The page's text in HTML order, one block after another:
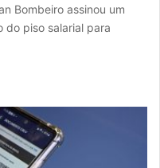
Bombeiro assinou um
do piso salarial para